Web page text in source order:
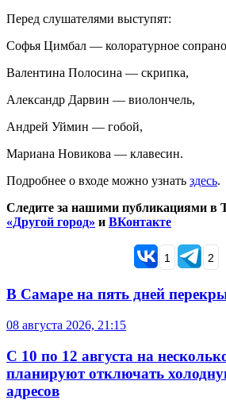
Перед слушателями выступят:
Софья Цимбал — колоратурное
Валентина Полосина — скрипка,
Александр Дарвин — виолончель,
Андрей Уймин — гобой,
Мариана Новикова — клавесин.
Подробнее о входе можно узнать здесь.
Следите за нашими публикациями в
«Другой город» и ВКонтакте
1 2
В Самаре на пять дней
08 августа 2026, 21:15
С 10 по 12 августа на
планируют отключать
адресов